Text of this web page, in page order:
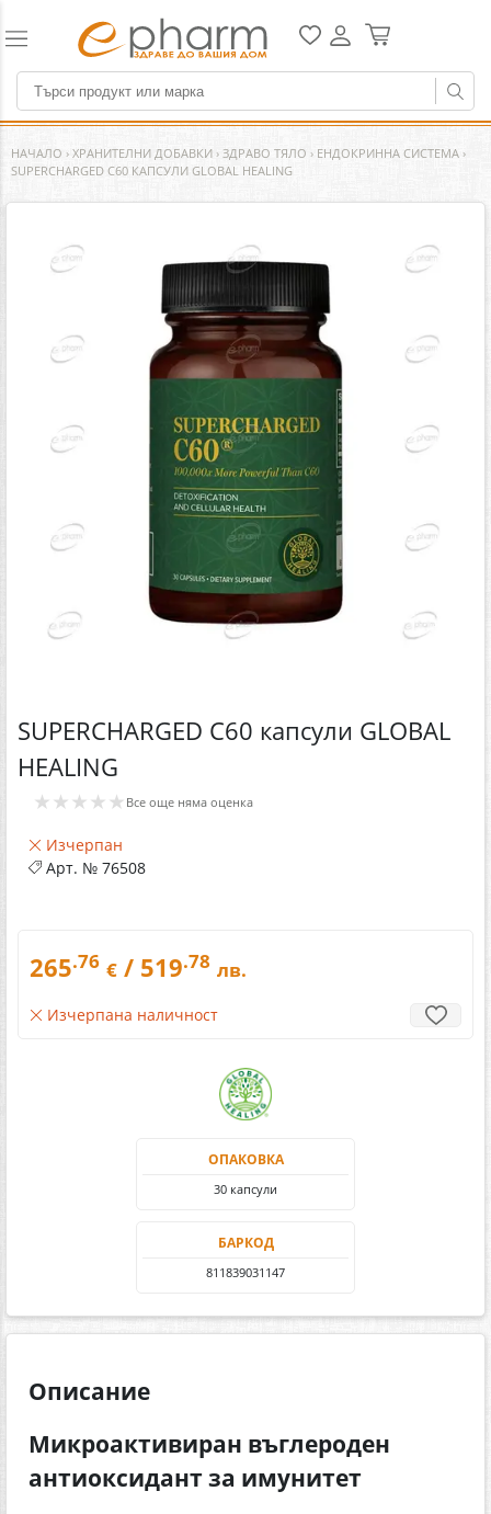
НАЧАЛО › ХРАНИТЕЛНИ ДОБАВКИ › ЗДРАВО ТЯЛО › ЕНДОКРИННА СИСТЕМА ›
SUPERCHARGED C60 КАПСУЛИ GLOBAL HEALING
SUPERCHARGED C60 капсули GLOBAL
HEALING
★★★★★ Все още няма оценка
Изчерпан
Арт. № 76508
265.76 € / 519.78 лв.
Изчерпана наличност
ОПАКОВКА
30 капсули
БАРКОД
811839031147
Описание
Микроактивиран въглероден
антиоксидант за имунитет